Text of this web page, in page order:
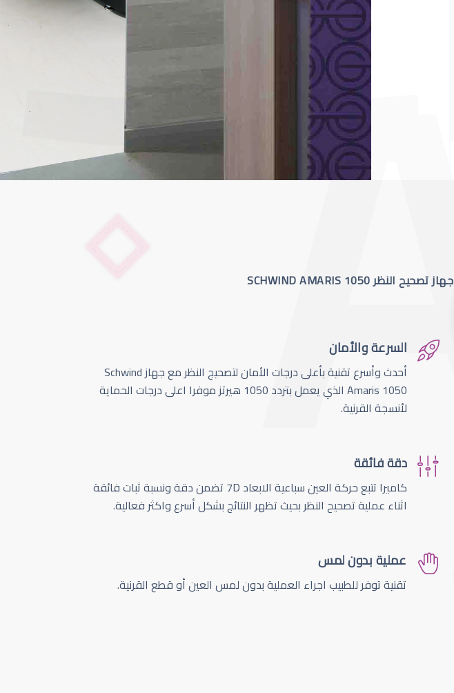
جهاز تصحيح النظر SCHWIND AMARIS 1050
السرعة والأمان
أحدث وأسرع تقنية بأعلى درجات الأمان لتصحيج النظر مع جهاز Schwind
Amaris 1050 الذي يعمل بتردد 1050 هيرتز موفرا اعلى درجات الحماية
لأنسجة القرنية.
دقة فائقة
كاميرا تتبع حركة العين سباعية الابعاد 7D تضمن دقة ونسبة ثبات فائقة
اثناء عملية تصحيح النظر بحيث تظهر النتائج بشكل أسرع واكثر فعالية.
عملية بدون لمس
تقنية توفر للطبيب اجراء العملية بدون لمس العين أو قطع القرنية.